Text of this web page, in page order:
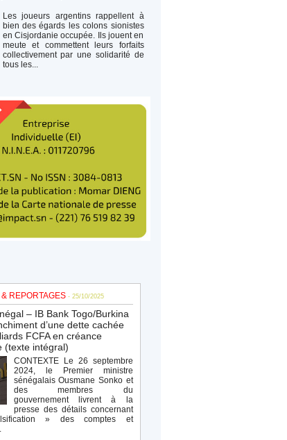
Les joueurs argentins rappellent à
bien des égards les colons sionistes
en Cisjordanie occupée. Ils jouent en
meute et commettent leurs forfaits
collectivement par une solidarité de
tous les...
REPORTAGES - 25/10/2025
– IB Bank Togo/Burkina
d’une dette cachée
FCFA en créance
(texte intégral)
CONTEXTE Le 26 septembre
2024, le Premier ministre
sénégalais Ousmane Sonko et
des membres du
gouvernement livrent à la
presse des détails concernant
» des comptes et